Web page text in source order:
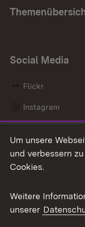
Social Media
Flickr
Instagram
Mastodon
Messenger
Social Wall
X / Twitter
Um unsere
und verbessern
Cookies.
Weitere
unserer